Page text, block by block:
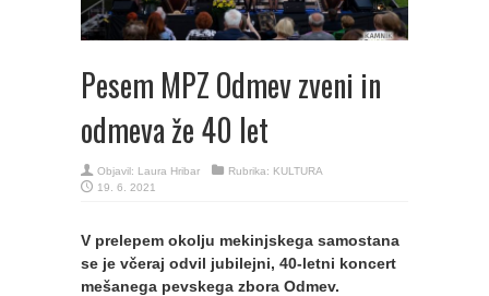
Pesem MPZ Odmev zveni in
odmeva že 40 let
Objavil: Laura Hribar Rubrika: KULTURA
19. 6. 2021
V prelepem okolju mekinjskega samostana
se je včeraj odvil jubilejni, 40-letni koncert
mešanega pevskega zbora Odmev.